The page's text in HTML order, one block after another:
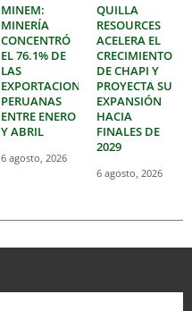
MINEM:
MINERÍA
CONCENTRÓ
EL 76.1% DE
LAS
EXPORTACIONES
PERUANAS
ENTRE ENERO
Y ABRIL
6 agosto, 2026
QUILLA
RESOURCES
ACELERA EL
CRECIMIENTO
DE CHAPI Y
PROYECTA SU
EXPANSIÓN
HACIA
FINALES DE
2029
6 agosto, 2026